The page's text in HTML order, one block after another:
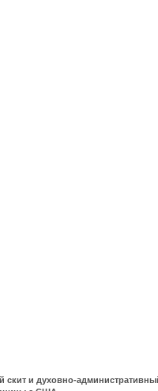
скит и духовно-